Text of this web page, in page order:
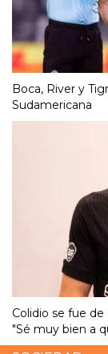
Boca, River y
Sudamericana
Colidio se fue
"Sé muy bien a